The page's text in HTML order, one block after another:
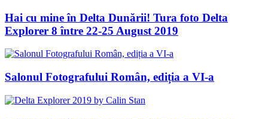
Hai cu mine în Delta Dunării! Tura foto Delta
Explorer 8 între 22-25 August 2019
Salonul Fotografului Român, ediția a VI-a